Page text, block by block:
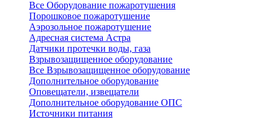
Все Оборудование пожаротушения
Порошковое пожаротушение
Аэрозольное пожаротушение
Адресная система Астра
Датчики протечки воды, газа
Взрывозащищенное оборудование
Все Взрывозащищенное оборудование
Дополнительное оборудование
Оповещатели, извещатели
Дополнительное оборудование ОПС
Источники питания